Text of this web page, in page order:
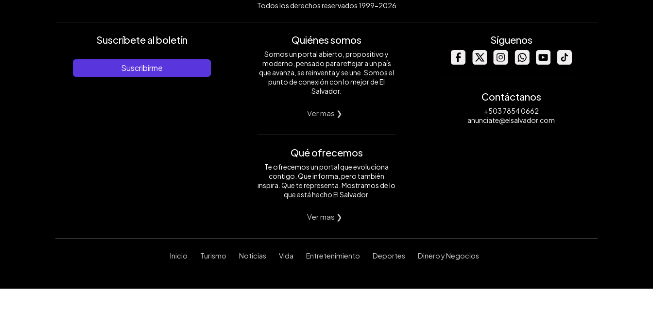
Todos los derechos reservados 1999-2026
Suscríbete al boletín
Suscribirme
Quiénes somos
Somos un portal abierto, propositivo y
moderno, pensado para reflejar a un país
que avanza, se reinventa y se une. Somos el
punto de conexión con lo mejor de El
Salvador.
Ver mas ❯
Qué ofrecemos
Te ofrecemos un portal que evoluciona
contigo. Que informa, pero también
inspira. Que te representa. Mostramos de lo
que está hecho El Salvador.
Ver mas ❯
Síguenos
Contáctanos
+503 7854 0662
anunciate@elsalvador.com
Inicio Turismo Noticias Vida Entretenimiento Deportes Dinero y Negocios